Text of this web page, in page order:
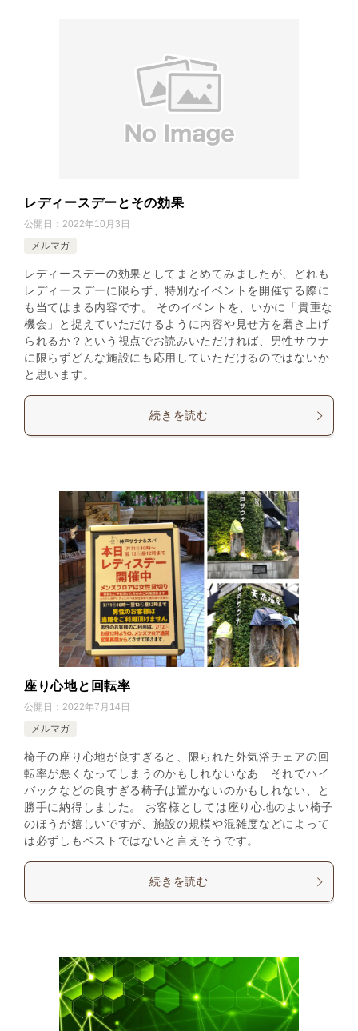
レディースデーとその効果
公開日： 2022年10月3日
メルマガ
レディースデーの効果としてまとめてみましたが、どれも
レディースデーに限らず、特別なイベントを開催する際に
も当てはまる内容です。 そのイベントを、いかに「貴重な
機会」と捉えていただけるように内容や見せ方を磨き上げ
られるか？という視点でお読みいただければ、男性サウナ
に限らずどんな施設にも応用していただけるのではないか
と思います。
続きを読む
座り心地と回転率
公開日： 2022年7月14日
メルマガ
椅子の座り心地が良すぎると、限られた外気浴チェアの回
転率が悪くなってしまうのかもしれないなあ…それでハイ
バックなどの良すぎる椅子は置かないのかもしれない、と
勝手に納得しました。 お客様としては座り心地のよい椅子
のほうが嬉しいですが、施設の規模や混雑度などによって
は必ずしもベストではないと言えそうです。
続きを読む